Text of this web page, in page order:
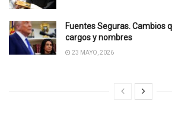
Fuentes Seguras. Cambios
cargos y nombres
23 MAYO, 2026